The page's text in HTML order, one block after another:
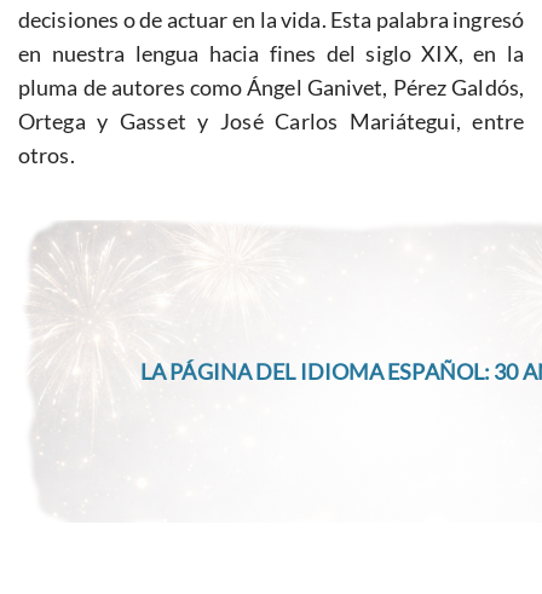
decisiones o de actuar en la vida. Esta palabra ingresó
en nuestra lengua hacia fines del siglo XIX, en la
pluma de autores como Ángel Ganivet, Pérez Galdós,
Ortega y Gasset y José Carlos Mariátegui, entre
otros.
LA PÁGINA DEL IDIOMA ESPAÑOL: 30